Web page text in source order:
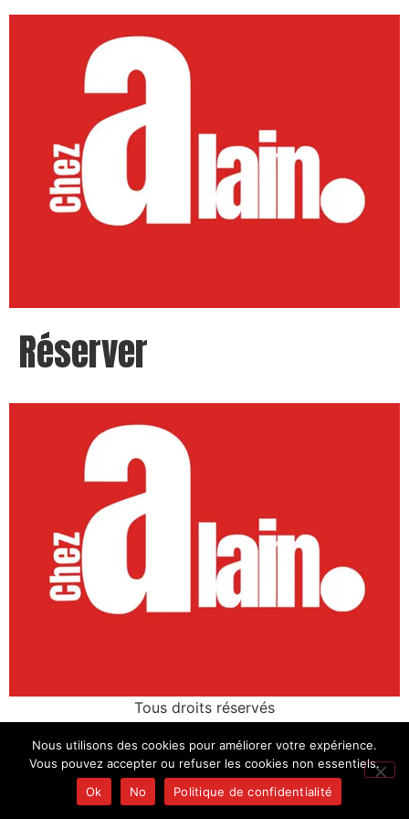
Réserver
Tous droits réservés
Nous utilisons des cookies pour améliorer votre expérience.
Vous pouvez accepter ou refuser les cookies non essentiels.
Ok
No Politique de confidentialité